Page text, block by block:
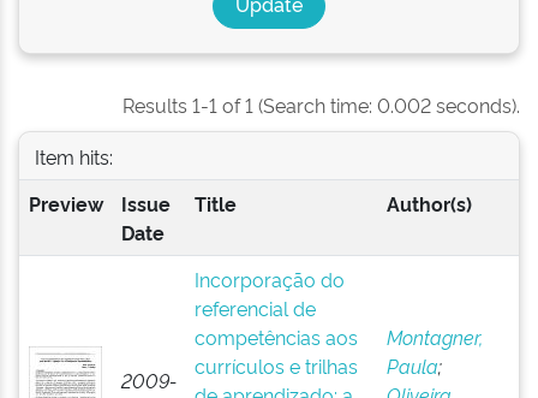
Results 1-1 of 1 (Search time: 0.002 seconds).
Item hits:
Preview
Issue
Date
Title Author(s)
2009-
Incorporação do
referencial de
competências aos
currículos e trilhas
Montagner,
Paula;